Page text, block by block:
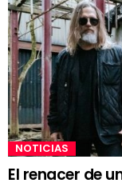
NOTICIAS
El renacer de